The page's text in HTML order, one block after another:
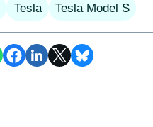
Tesla Tesla Model S